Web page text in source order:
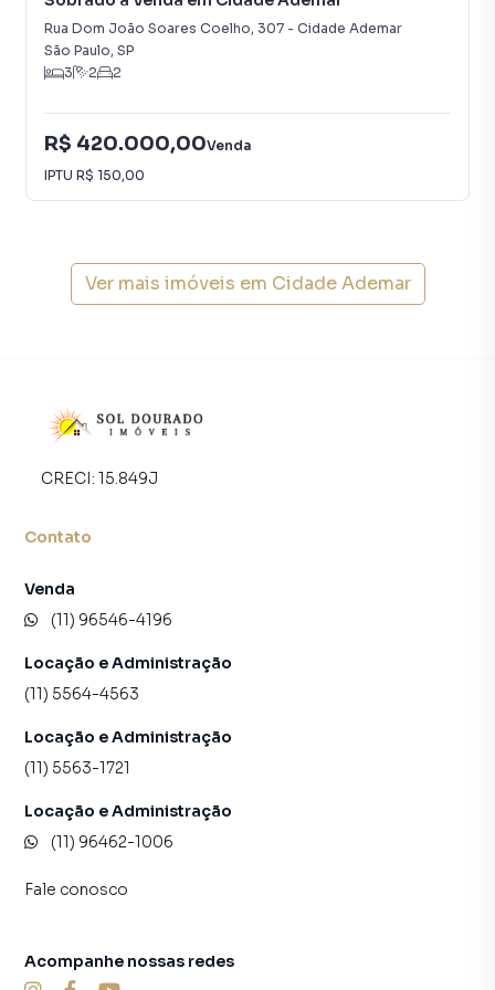
Rua Dom João Soares Coelho, 307 - Cidade Ademar
São Paulo, SP
3
2 2
R$ 420.000,00Venda
IPTU R$ 150,00
Ver mais imóveis em Cidade Ademar
CRECI: 15.849J
Contato
Venda
(11) 96546-4196
Locação e Administração
(11) 5564-4563
Locação e Administração
(11) 5563-1721
Locação e Administração
(11) 96462-1006
Fale conosco
Acompanhe nossas redes